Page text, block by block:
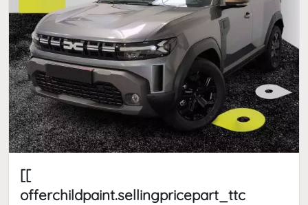
[[
offerchildpaint.sellingpricepart_ttc